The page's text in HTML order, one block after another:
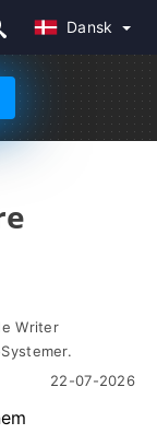
Dansk
Writer
22-07-2026